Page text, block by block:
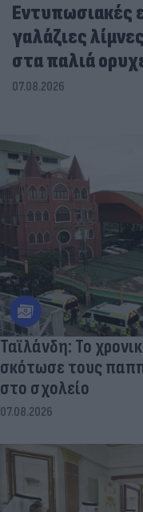
Εντυπωσιακές
γαλάζιες
στα παλιά
07.08.2026
Ταϊλάνδη: Το
σκότωσε τους
στο σχολείο
07.08.2026